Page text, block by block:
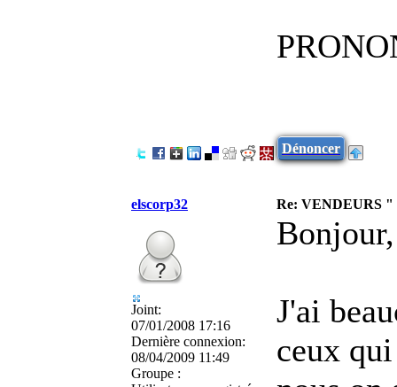
Dénoncer
elscorp32 Re: VENDEURS
Joint:
07/01/2008 17:16
Dernière connexion:
08/04/2009 11:49
Groupe :
Bonjour,
J'ai
ceux